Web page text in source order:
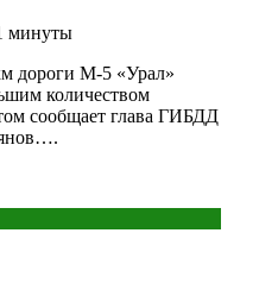
минуты
дороги М-5 «Урал»
количеством
сообщает глава ГИБДД